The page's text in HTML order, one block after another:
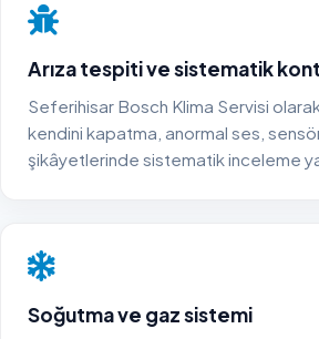
Arıza tespiti ve sistematik
Seferihisar Bosch Klima Servisi olarak
kendini kapatma, anormal ses,
şikâyetlerinde sistematik inceleme
Soğutma ve gaz sistemi